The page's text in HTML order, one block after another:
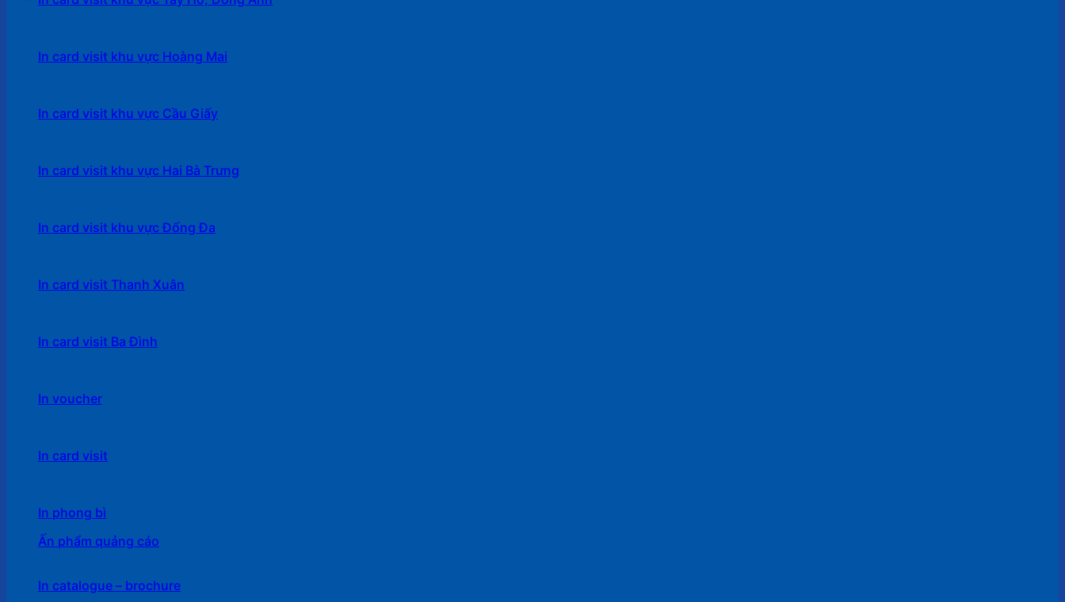
In card visit khu vực Hoàng Mai
In card visit khu vực Cầu Giấy
In card visit khu vực Hai Bà Trưng
In card visit khu vực Đống Đa
In card visit Thanh Xuân
In card visit Ba Đình
In voucher
In card visit
In phong bì
Ấn phẩm quảng cáo
In catalogue – brochure